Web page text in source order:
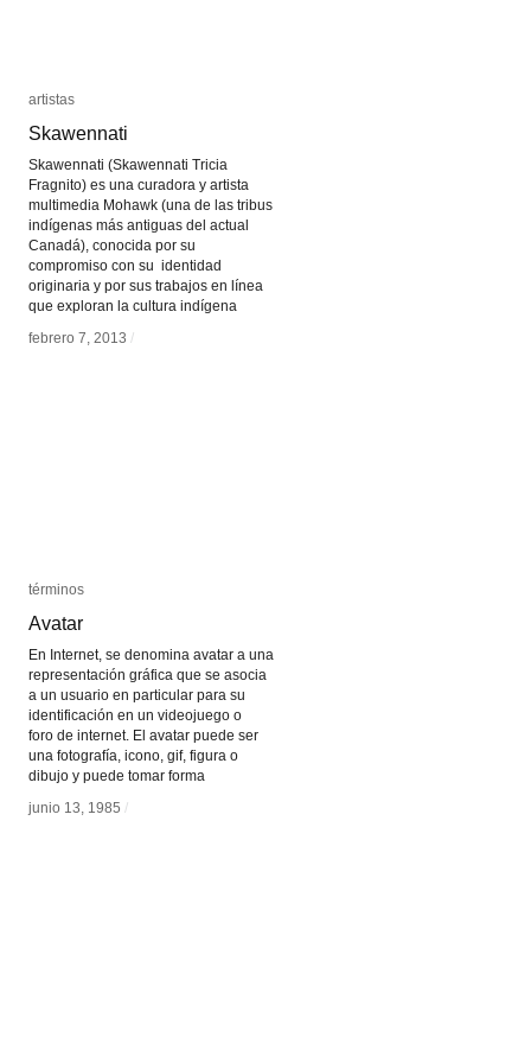
artistas
Skawennati
Skawennati (Skawennati Tricia
Fragnito) es una curadora y artista
multimedia Mohawk (una de las tribus
indígenas más antiguas del actual
Canadá), conocida por su
compromiso con su identidad
originaria y por sus trabajos en línea
que exploran la cultura indígena
febrero 7, 2013 /
artistas
Skawennati
febrero 7, 2013 /
términos
Avatar
En Internet, se denomina avatar a una
representación gráfica que se asocia
a un usuario en particular para su
identificación en un videojuego o
foro de internet. El avatar puede ser
una fotografía, icono, gif, figura o
dibujo y puede tomar forma
junio 13, 1985 /
términos
Avatar
junio 13, 1985 /